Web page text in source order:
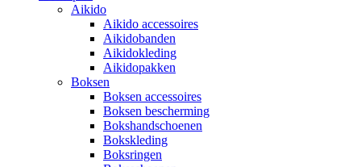
Aikido
Aikido accessoires
Aikidobanden
Aikidokleding
Aikidopakken
Boksen
Boksen accessoires
Boksen bescherming
Bokshandschoenen
Bokskleding
Boksringen